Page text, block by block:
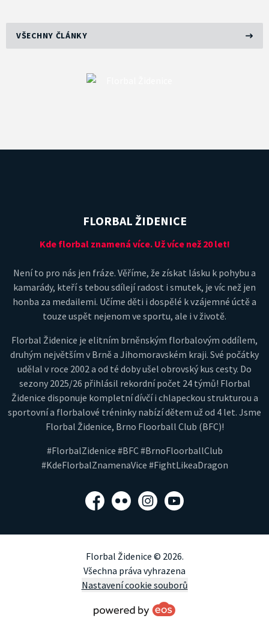
VŠECHNY ČLÁNKY
FLORBAL ŽIDENICE
Kde florbal znamená více. Už více než 20 let!
Není to pro nás jen fráze. Věříme, že získat lásku k pohybu a
kamarády, kteří s tebou sdílejí radost i smutek, je víc než jen
honba za medailemi. Učíme děti i dospělé k vzájemné úctě a
touze uspět nejenom ve sportu, ale i v životě.
Florbal Židenice je elitním brněnským florbalovým oddílem,
druhým největším v Brně a Jihomoravském kraji. Své počátky
udělal v roce 2002 a od té doby ušel obrovský kus cesty. Do
sezony 2025/26 přihlásil rekordní počet 24 týmů! Florbal
Židenice disponuje kompletní dívčí i chlapeckou strukturou a
sportovní a florbalové tréninky nabízí dětem už od 4 let. Jsme
Florbal Židenice, Brno Floorball Club (BFC)!
#FlorbalZidenice #BFC #BrnoFloorballClub
#KdeFlorbalZnamenaVice #FightLikeaDragon
Facebook
Flickr Instagram
YouTube
Florbal Židenice © 2026.
Všechna práva vyhrazena
Nastavení cookie souborů